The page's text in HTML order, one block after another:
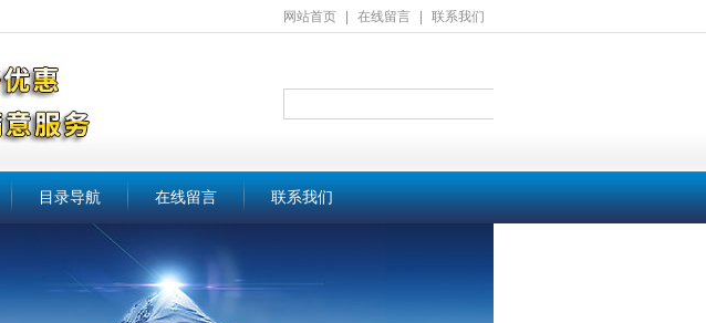
网站首页 在线留言 联系我们
目录导航 在线留言 联系我们